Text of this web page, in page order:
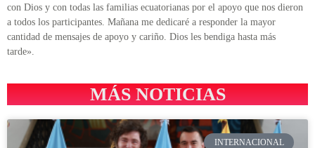
con Dios y con todas las familias ecuatorianas por el apoyo que nos dieron
a todos los participantes. Mañana me dedicaré a responder la mayor
cantidad de mensajes de apoyo y cariño. Dios les bendiga hasta más
tarde».
MÁS NOTICIAS
INTERNACIONAL